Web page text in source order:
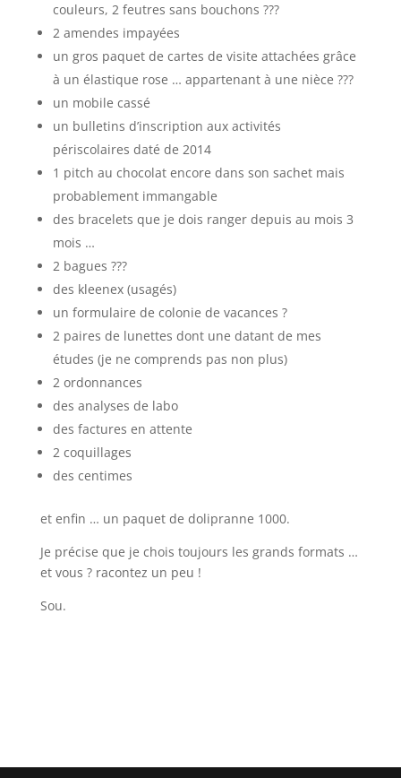
couleurs, 2 feutres sans bouchons ???
2 amendes impayées
un gros paquet de cartes de visite attachées grâce
à un élastique rose … appartenant à une nièce ???
un mobile cassé
un bulletins d’inscription aux activités
périscolaires daté de 2014
1 pitch au chocolat encore dans son sachet mais
probablement immangable
des bracelets que je dois ranger depuis au mois 3
mois …
2 bagues ???
des kleenex (usagés)
un formulaire de colonie de vacances ?
2 paires de lunettes dont une datant de mes
études (je ne comprends pas non plus)
2 ordonnances
des analyses de labo
des factures en attente
2 coquillages
des centimes
et enfin … un paquet de dolipranne 1000.
Je précise que je chois toujours les grands formats …
et vous ? racontez un peu !
Sou.